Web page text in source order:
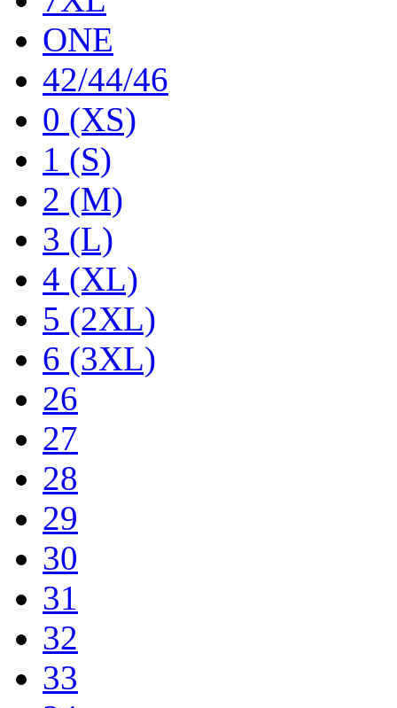
ONE
42/44/46
0 (XS)
1 (S)
2 (M)
3 (L)
4 (XL)
5 (2XL)
6 (3XL)
26
27
28
29
30
31
32
33